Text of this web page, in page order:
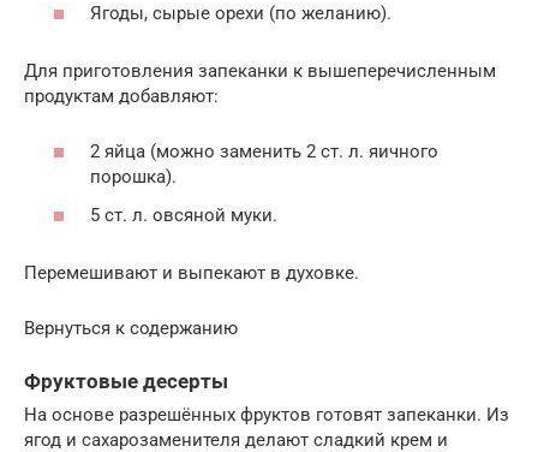
Ягоды, сырые орехи (по желанию).
Для приготовления запеканки к вышеперечисленным
продуктам добавляют:
2 яйца (можно заменить 2 ст. л. яичного
порошка).
5 ст. л. овсяной муки.
Перемешивают и выпекают в духовке.
Вернуться к содержанию
Фруктовые десерты
На основе разрешённых фруктов готовят запеканки. Из
ягод и сахарозаменителя делают сладкий крем и